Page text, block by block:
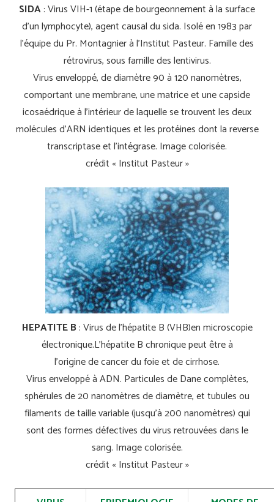
SIDA: Virus VIH-1 (étape de bourgeonnement à la surface
d’un lymphocyte), agent causal du sida. Isolé en 1983 par
l’équipe du Pr. Montagnier à l’Institut Pasteur. Famille des
rétrovirus, sous famille des lentivirus.
Virus enveloppé, de diamètre 90 à 120 nanomètres,
comportant une membrane, une matrice et une capside
icosaédrique à l’intérieur de laquelle se trouvent les deux
molécules d’ARN identiques et les protéines dont la reverse
transcriptase et l’intégrase. Image colorisée.
crédit « Institut Pasteur »
HEPATITE B: Virus de l’hépatite B (VHB)en microscopie
électronique.L’hépatite B chronique peut être à
l’origine de cancer du foie et de cirrhose.
Virus enveloppé à ADN. Particules de Dane complètes,
sphérules de 20 nanomètres de diamètre, et tubules ou
filaments de taille variable (jusqu’à 200 nanomètres) qui
sont des formes défectives du virus retrouvées dans le
sang. Image colorisée.
crédit « Institut Pasteur »